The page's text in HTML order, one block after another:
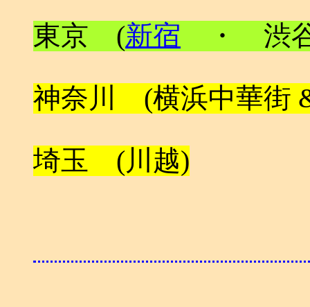
東京 (新宿 ・ 渋
神奈川 (横浜中華
埼玉 (川越)